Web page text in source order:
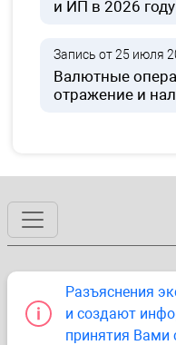
и ИП в 2026 году
Запись от 25 июля
Валютные
отражение и
Разъяснения
и создают
принятия Вами